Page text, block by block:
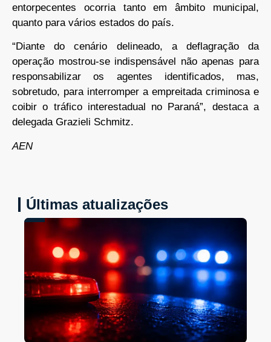
entorpecentes ocorria tanto em âmbito municipal,
quanto para vários estados do país.
“Diante do cenário delineado, a deflagração da
operação mostrou-se indispensável não apenas para
responsabilizar os agentes identificados, mas,
sobretudo, para interromper a empreitada criminosa e
coibir o tráfico interestadual no Paraná”, destaca a
delegada Grazieli Schmitz.
AEN
Últimas atualizações